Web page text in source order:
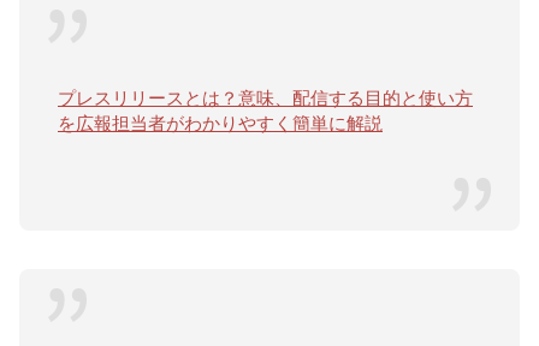
プレスリリースとは？意味、配信する目的と使い方
を広報担当者がわかりやすく簡単に解説